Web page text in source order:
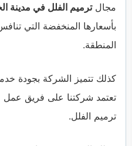
مجالترميم الفلل في مدينة
بأسعارها المنخفضة التي
المنطقة.
كذلك تتميز الشركة بجودة
تعتمد شركتنا على فريق عمل
ترميم الفلل.